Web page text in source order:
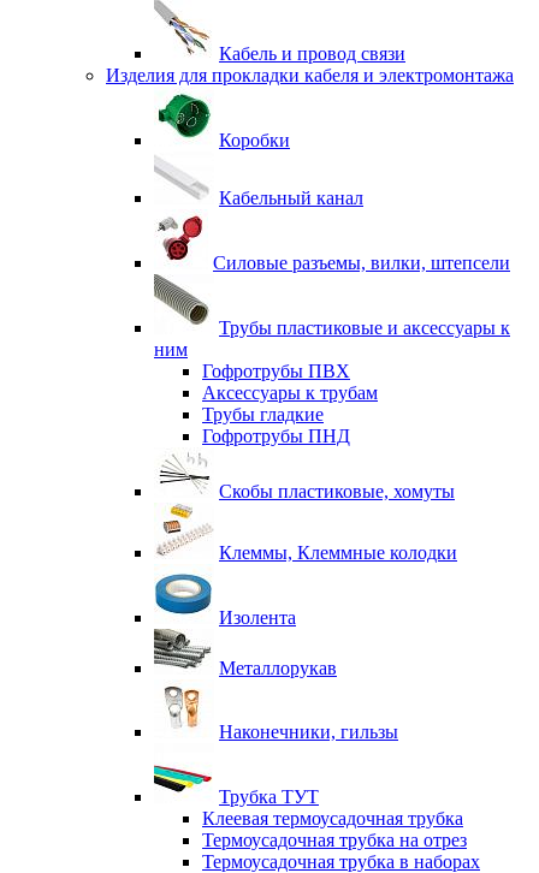
Кабель и провод связи
Изделия для прокладки кабеля и электромонтажа
Коробки
Кабельный канал
Силовые разъемы, вилки, штепсели
Трубы пластиковые и аксессуары к
ним
Гофротрубы ПВХ
Аксессуары к трубам
Трубы гладкие
Гофротрубы ПНД
Скобы пластиковые, хомуты
Клеммы, Клеммные колодки
Изолента
Металлорукав
Наконечники, гильзы
Трубка ТУТ
Клеевая термоусадочная трубка
Термоусадочная трубка на отрез
Термоусадочная трубка в наборах